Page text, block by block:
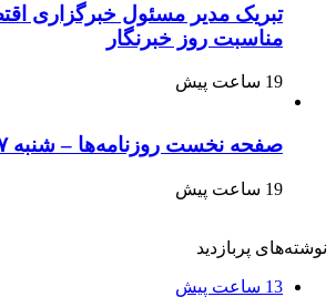
تبریک مدیر مسئول خبرگزاری
مناسبت روز خبرنگار
19 ساعت پیش
صفحه نخست روزنامه‌ها – شنبه ۱۷ مرداد
19 ساعت پیش
نوشته‌های پربازدید
13 ساعت پیش